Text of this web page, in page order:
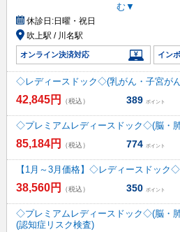
む▼
休診日:日曜・祝日
吹上駅 / 川名駅
オンライン決済対応 イン
◇レディースドック◇(乳がん・子宮が
42,845円 （税込） 389 ポイント
◇プレミアムレディースドック◇(脳・
85,184円 （税込） 774 ポイント
【1月～3月価格】◇レディースドック
38,560円 （税込） 350 ポイント
◇プレミアムレディースドック◇(脳・
(認知症リスク検査)